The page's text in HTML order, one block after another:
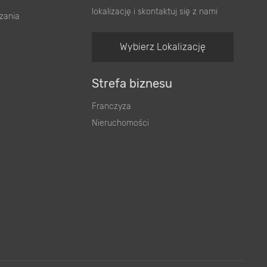
lokalizację i skontaktuj się z nami
Wybierz Lokalizację
Strefa biznesu
Franczyza
Nieruchomości